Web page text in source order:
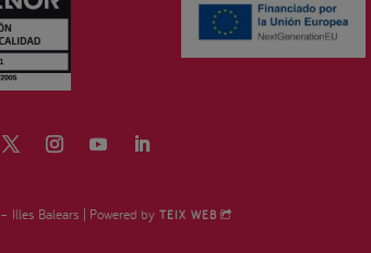
– Illes Balears | Powered by TEIX WEB